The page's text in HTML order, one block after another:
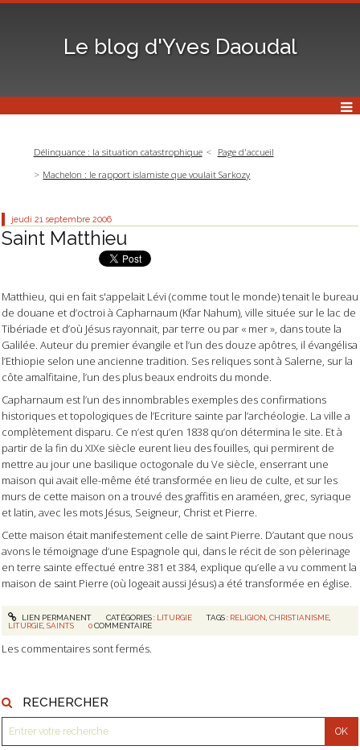
Le blog d'Yves Daoudal
RECHERCHER
Délinquance : la situation catastrophique
Page d'accueil
Machelon : le rapport islamiste que voulait Sarkozy
jeudi 21 septembre 2006
Saint Matthieu
Matthieu, qui en fait s'appelait Lévi (comme tout le monde) tenait le bureau
de douane et d’octroi à Capharnaum (Kfar Nahum), ville située sur le lac de
Tibériade et d’où Jésus rayonnait, par terre ou par « mer », dans toute la
Galilée. Auteur du premier évangile et l’un des douze apôtres, il évangélisa
l’Ethiopie selon une ancienne tradition. Ses reliques sont à Salerne, sur la
côte amalfitaine, l’un des plus beaux endroits du monde.
Capharnaum est l’un des innombrables exemples des confirmations
historiques et topologiques de l’Ecriture sainte par l’archéologie. La ville a
complètement disparu. Ce n’est qu’en 1838 qu’on détermina le site. Et à
partir de la fin du XIXe siècle eurent lieu des fouilles, qui permirent de
mettre au jour une basilique octogonale du Ve siècle, enserrant une
maison qui avait elle-même été transformée en lieu de culte, et sur les
murs de cette maison on a trouvé des graffitis en araméen, grec, syriaque
et latin, avec les mots Jésus, Seigneur, Christ et Pierre.
Cette maison était manifestement celle de saint Pierre. D’autant que nous
avons le témoignage d’une Espagnole qui, dans le récit de son pèlerinage
en terre sainte effectué entre 381 et 384, explique qu’elle a vu comment la
maison de saint Pierre (où logeait aussi Jésus) a été transformée en église.
LIEN PERMANENT CATÉGORIES : LITURGIE TAGS : RELIGION ,CHRISTIANISME
LITURGIE ,SAINTS 0 COMMENTAIRE
Les commentaires sont fermés.